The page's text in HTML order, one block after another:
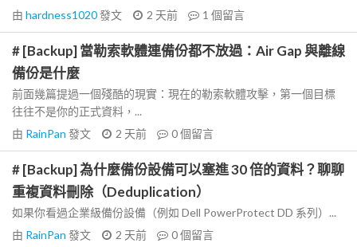
由 hardness1020發文 2 天前 1 個留言
# [Backup] 當勒索軟體連備份都不放過：Air Gap 與離線
備份是什麼
前面幾篇提過一個殘酷的現實：現在的勒索軟體攻擊，第一個目標
往往不是你的正式資料，...
由 RainPan 發文 2 天前 0個留言
# [Backup] 為什麼備份設備可以塞進 30 倍的資料？聊聊
重複資料刪除（Deduplication）
如果你看過企業級備份設備（例如 Dell PowerProtect DD 系列）...
由 RainPan 發文 2 天前 0個留言